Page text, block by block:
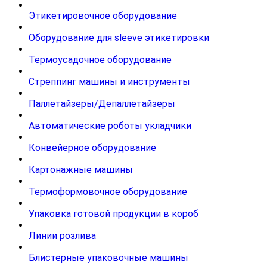
Этикетировочное оборудование
Оборудование для sleeve этикетировки
Термоусадочное оборудование
Стреппинг машины и инструменты
Паллетайзеры/Депаллетайзеры
Автоматические роботы укладчики
Конвейерное оборудование
Картонажные машины
Термоформовочное оборудование
Упаковка готовой продукции в короб
Линии розлива
Блистерные упаковочные машины